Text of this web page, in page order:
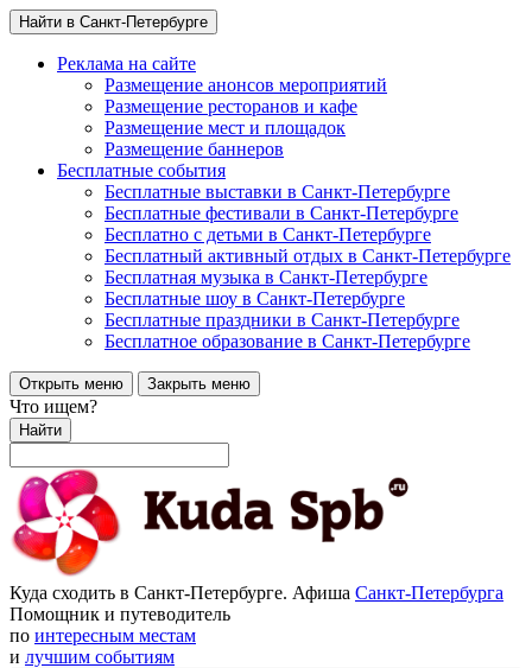
Найти в Санкт-Петербурге
Реклама на сайте
Размещение анонсов мероприятий
Размещение ресторанов и кафе
Размещение мест и площадок
Размещение баннеров
Бесплатные события
Бесплатные выставки в Санкт-Петербурге
Бесплатные фестивали в Санкт-Петербурге
Бесплатно с детьми в Санкт-Петербурге
Бесплатный активный отдых в Санкт-Петербурге
Бесплатная музыка в Санкт-Петербурге
Бесплатные шоу в Санкт-Петербурге
Бесплатные праздники в Санкт-Петербурге
Бесплатное образование в Санкт-Петербурге
Открыть меню Закрыть меню
Что ищем?
Найти
Куда сходить в Санкт-Петербурге. Афиша Санкт-Петербурга
Помощник и путеводитель
по интересным местам
и лучшим событиям